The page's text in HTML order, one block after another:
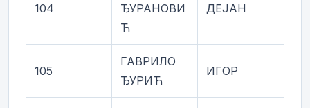
104
ЂУРАНОВИ
Ћ
ДЕЈАН
105
ГАВРИЛО
ЂУРИЋ
ИГОР